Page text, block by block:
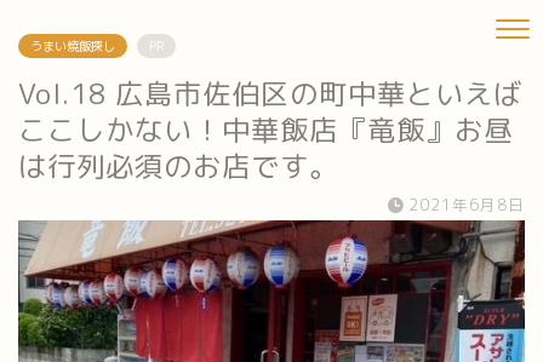
うまい焼飯探し PR
Vol.18 広島市佐伯区の町中華といえば
ここしかない！中華飯店『竜飯』お昼
は行列必須のお店です。
2021年6月8日